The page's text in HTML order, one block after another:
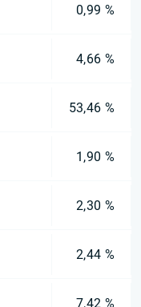
0,99 %
4,66 %
53,46 %
1,90 %
2,30 %
2,44 %
7,42 %